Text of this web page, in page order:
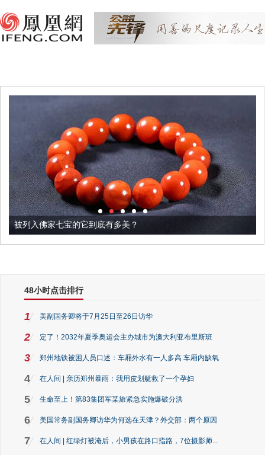
被列入佛家七宝的它到底有多美？
48小时点击排行
1 美副国务卿将于7月25日至26日访华
2 定了！2032年夏季奥运会主办城市为澳大利亚布里斯班
3 郑州地铁被困人员口述：车厢外水有一人多高 车厢内缺氧
4 在人间 | 亲历郑州暴雨：我用皮划艇救了一个孕妇
5 生命至上！第83集团军某旅紧急实施爆破分洪
6 美国常务副国务卿访华为何选在天津？外交部：两个原因
7 在人间 | 红绿灯被淹后，小男孩在路口指路，7位摄影师...